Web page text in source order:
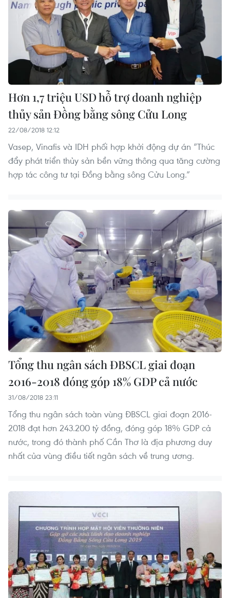
Hơn 1,7 triệu USD hỗ trợ doanh nghiệp
thủy sản Đồng bằng sông Cửu Long
22/08/2018 12:12
Vasep, Vinafis và IDH phối hợp khởi động dự án “Thúc
đẩy phát triển thủy sản bền vững thông qua tăng cường
hợp tác công tư tại Đồng bằng sông Cửu Long.”
Tổng thu ngân sách ĐBSCL giai đoạn
2016-2018 đóng góp 18% GDP cả nước
31/08/2018 23:11
Tổng thu ngân sách toàn vùng ĐBSCL giai đoạn 2016-
2018 đạt hơn 243.200 tỷ đồng, đóng góp 18% GDP cả
nước, trong đó thành phố Cần Thơ là địa phương duy
nhất của vùng điều tiết ngân sách về trung ương.